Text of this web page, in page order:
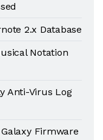
2.x Database
Notation
Anti-Virus Log
Firmware